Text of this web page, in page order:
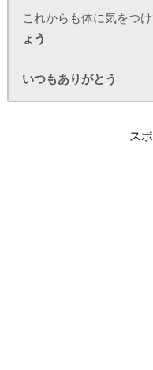
これからも体に気をつ
ょう
いつもありがとう
ス